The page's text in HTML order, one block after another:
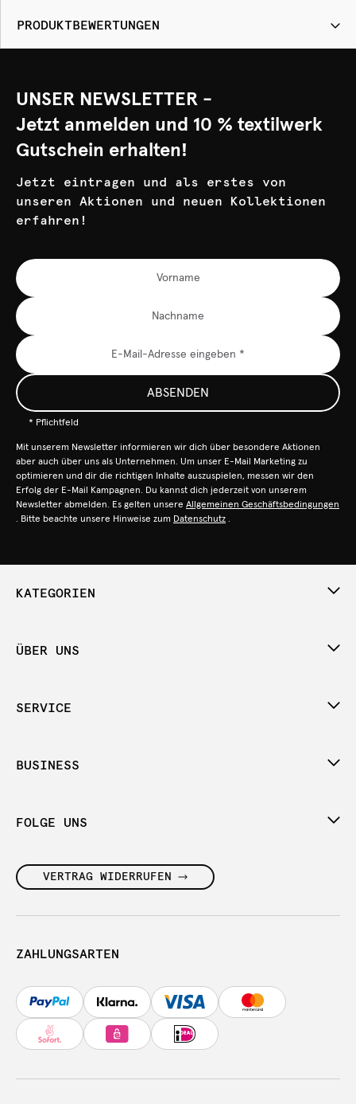
PRODUKTBEWERTUNGEN
UNSER NEWSLETTER -
Jetzt anmelden und 10 % textilwerk
Gutschein erhalten!
Jetzt eintragen und als erstes von
unseren Aktionen und neuen Kollektionen
erfahren!
ABSENDEN
* Pflichtfeld
Mit unserem Newsletter informieren wir dich über besondere Aktionen
aber auch über uns als Unternehmen. Um unser E-Mail Marketing zu
optimieren und dir die richtigen Inhalte auszuspielen, messen wir den
Erfolg der E-Mail Kampagnen. Du kannst dich jederzeit von unserem
Newsletter abmelden. Es gelten unsere Allgemeinen Geschäftsbedingungen
. Bitte beachte unsere Hinweise zum Datenschutz .
KATEGORIEN
ÜBER UNS
SERVICE
BUSINESS
FOLGE UNS
VERTRAG WIDERRUFEN
ZAHLUNGSARTEN